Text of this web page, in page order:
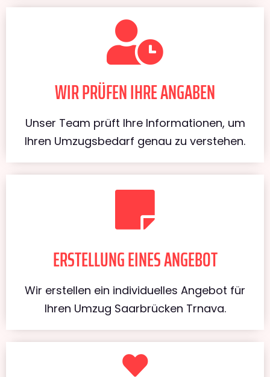
WIR PRÜFEN IHRE ANGABEN
Unser Team prüft Ihre Informationen, um
Ihren Umzugsbedarf genau zu verstehen.
ERSTELLUNG EINES ANGEBOT
Wir erstellen ein individuelles Angebot für
Ihren Umzug Saarbrücken Trnava.